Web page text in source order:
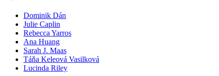
Dominik Dán
Julie Caplin
Rebecca Yarros
Ana Huang
Sarah J. Maas
Táňa Keleová Vasilková
Lucinda Riley